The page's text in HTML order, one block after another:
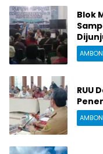
Blok
AMBON
RUU
AMBON